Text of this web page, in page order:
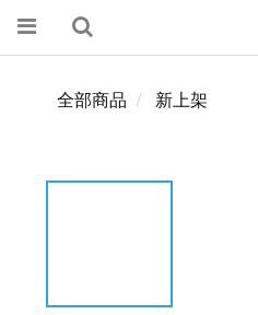
全部商品 新上架